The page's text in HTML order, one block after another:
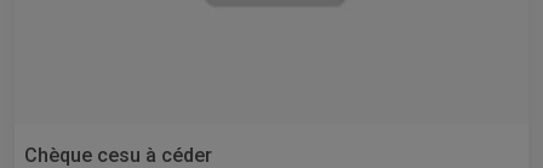
Chèque cesu à céder